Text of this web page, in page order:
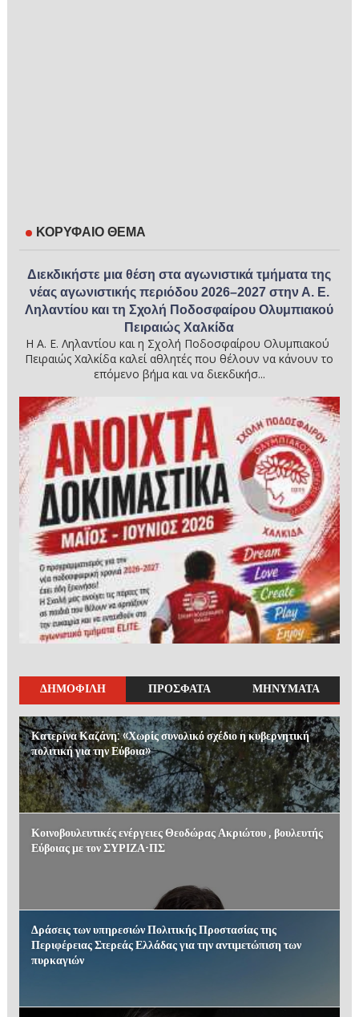
ΚΟΡΥΦΑΙΟ ΘΕΜΑ
Διεκδικήστε μια θέση στα αγωνιστικά τμήματα της
νέας αγωνιστικής περιόδου 2026–2027 στην Α. Ε.
Ληλαντίου και τη Σχολή Ποδοσφαίρου Ολυμπιακού
Πειραιώς Χαλκίδα
Η Α. Ε. Ληλαντίου και η Σχολή Ποδοσφαίρου Ολυμπιακού
Πειραιώς Χαλκίδα καλεί αθλητές που θέλουν να κάνουν το
επόμενο βήμα και να διεκδικήσ...
ΔΗΜΟΦΙΛΗ ΠΡΟΣΦΑΤΑ ΜΗΝΥΜΑΤΑ
Κατερίνα Καζάνη: «Χωρίς συνολικό σχέδιο η κυβερνητική
πολιτική για την Εύβοια»
Κοινοβουλευτικές ενέργειες Θεοδώρας Ακριώτου , βουλευτής
Εύβοιας με τον ΣΥΡΙΖΑ-ΠΣ
Δράσεις των υπηρεσιών Πολιτικής Προστασίας της
Περιφέρειας Στερεάς Ελλάδας για την αντιμετώπιση των
πυρκαγιών